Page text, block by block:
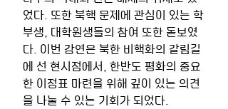
었다. 또한 북핵 문제에 관심이 있는 학
부생, 대학원생들의 참여 또한 돋보였
다. 이번 강연은 북한 비핵화의 갈림길
에 선 현시점에서, 한반도 평화의 중요
한 이정표 마련을 위해 깊이 있는 의견
을 나눌 수 있는 기회가 되었다.